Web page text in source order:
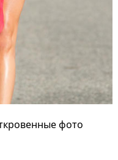
фото